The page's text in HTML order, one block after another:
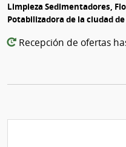
Limpieza Sedimentadores,
Potabilizadora de la ciudad
Recepción de ofertas